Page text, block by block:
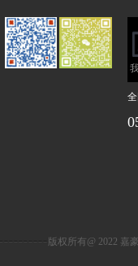
版权所有@ 2022 嘉